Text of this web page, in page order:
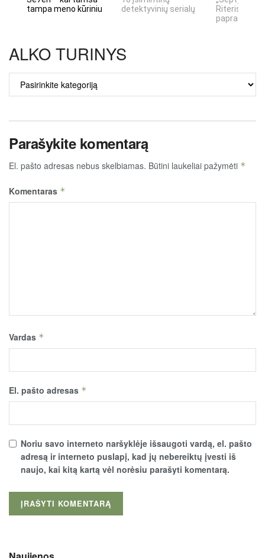
tampa meno kūriniu
detektyvinių serialų
Riteris" – kai
ALKO TURINYS
TURINYS
Parašykite komentarą
El. pašto adresas nebus skelbiamas. Būtini laukeliai pažymėti *
Komentaras *
Vardas *
El. pašto adresas *
Noriu savo interneto naršyklėje išsaugoti vardą, el. pašto
adresą ir interneto puslapį, kad jų nebereiktų įvesti iš
naujo, kai kitą kartą vėl norėsiu parašyti komentarą.